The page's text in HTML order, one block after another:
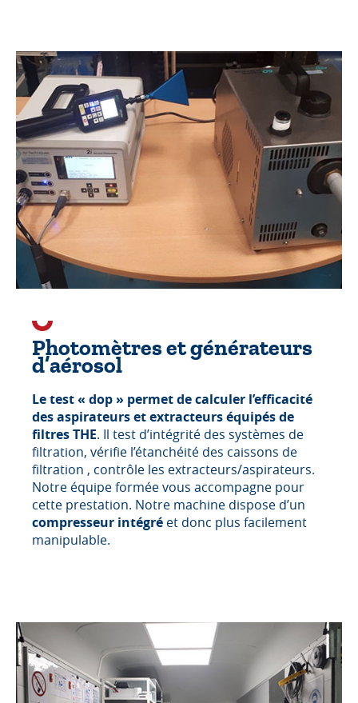
Photomètres et générateurs
d’aérosol
Le test « dop » permet de calculer l’efficacité
des aspirateurs et extracteurs équipés de
filtres THE. Il test d’intégrité des systèmes de
filtration, vérifie l’étanchéité des caissons de
filtration , contrôle les extracteurs/aspirateurs.
Notre équipe formée vous accompagne pour
cette prestation. Notre machine dispose d’un
compresseur intégré et donc plus facilement
manipulable.